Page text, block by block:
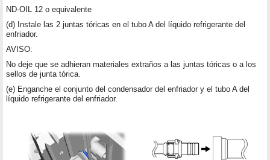
ND-OIL 12 o equivalente
(d) Instale las 2 juntas tóricas en el tubo A del líquido refrigerante del
enfriador.
AVISO:
No deje que se adhieran materiales extraños a las juntas tóricas o a los
sellos de junta tórica.
(e) Enganche el conjunto del condensador del enfriador y el tubo A del
líquido refrigerante del enfriador.